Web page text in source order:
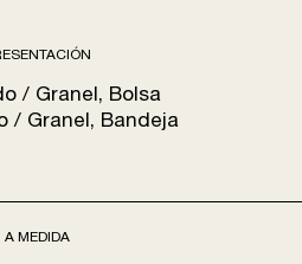
/ Granel, Bolsa
/ Granel, Bandeja
A MEDIDA